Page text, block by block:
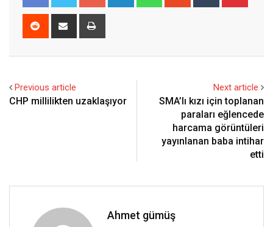
Reddit
Share
Previous article
CHP millilikten uzaklaşıyor
Next article
SMA’lı kızı için toplanan
paraları eğlencede
harcama görüntüleri
yayınlanan baba intihar
etti
Ahmet gümüş